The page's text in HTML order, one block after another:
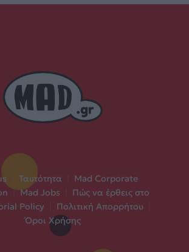
Ταυτότητα
Mad Corporate
| Mad Jobs
Πώς να έρθεις στο
Policy Πολιτική Απορρήτου
Όροι Χρήσης